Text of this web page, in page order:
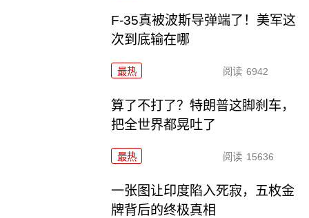
F-35真被波斯导弹端了！美军这
次到底输在哪
最热 阅读 6942
算了不打了？特朗普这脚刹车，
把全世界都晃吐了
最热 阅读 15636
一张图让印度陷入死寂，五枚金
牌背后的终极真相